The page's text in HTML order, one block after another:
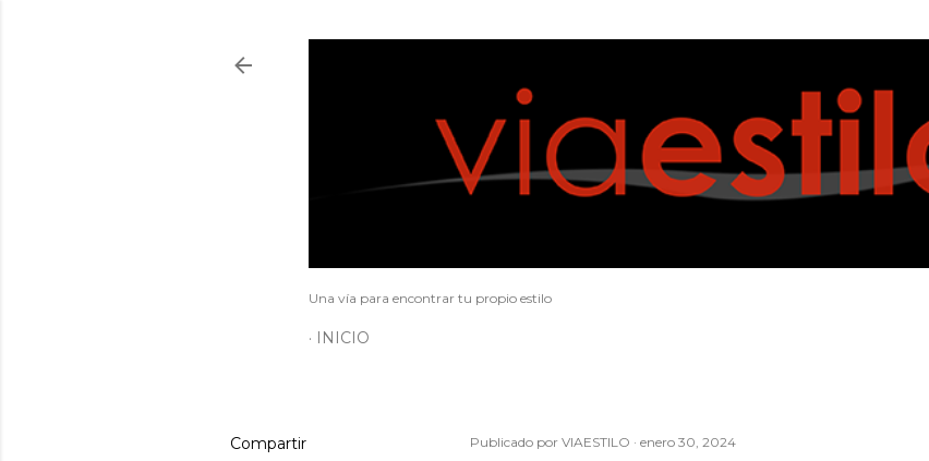
Una vía para encontrar tu propio estilo
INICIO
Compartir Publicado por VIAESTILO enero 30, 2024